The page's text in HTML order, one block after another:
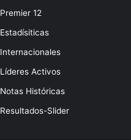
Premier 12
Estadísiticas
Internacionales
Líderes Activos
Notas Históricas
Resultados-Slider